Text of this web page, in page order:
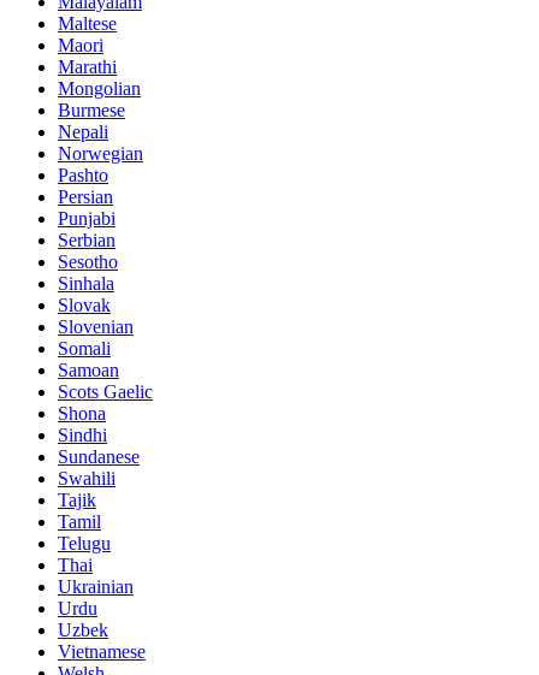
Maltese
Maori
Marathi
Mongolian
Burmese
Nepali
Norwegian
Pashto
Persian
Punjabi
Serbian
Sesotho
Sinhala
Slovak
Slovenian
Somali
Samoan
Scots Gaelic
Shona
Sindhi
Sundanese
Swahili
Tajik
Tamil
Telugu
Thai
Ukrainian
Urdu
Uzbek
Vietnamese